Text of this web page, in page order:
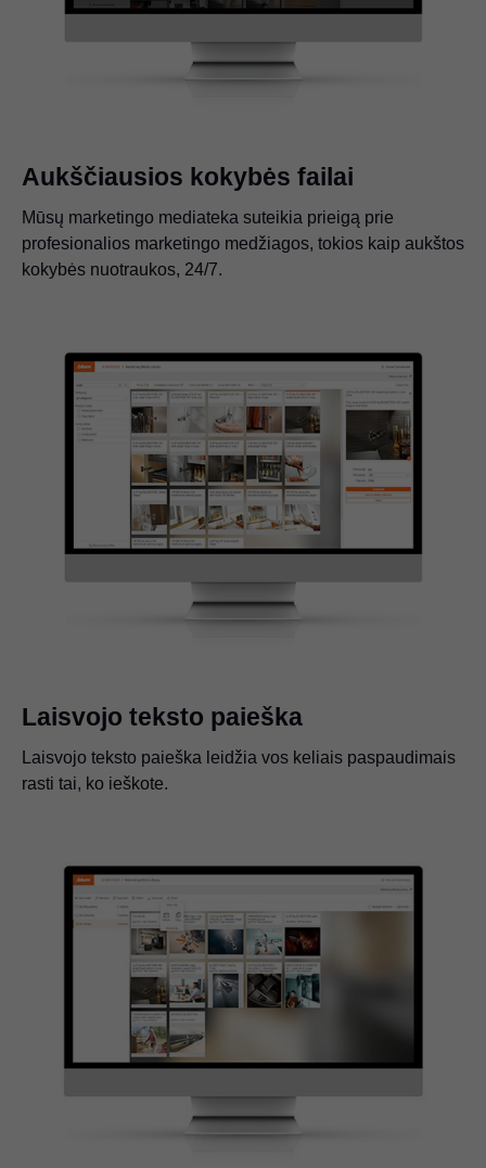
Aukščiausios kokybės failai
Mūsų marketingo mediateka suteikia prieigą prie
profesionalios marketingo medžiagos, tokios kaip aukštos
kokybės nuotraukos, 24/7.
Laisvojo teksto paieška
Laisvojo teksto paieška leidžia vos keliais paspaudimais
rasti tai, ko ieškote.